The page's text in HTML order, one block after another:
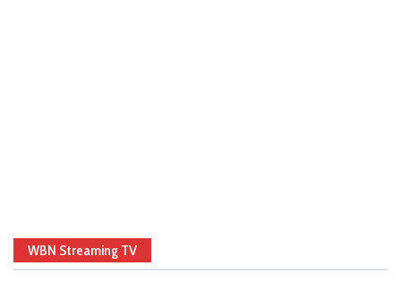
WBN Streaming TV